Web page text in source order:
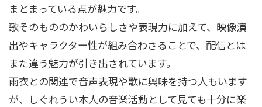
まとまっている点が魅力です。
歌そのもののかわいらしさや表現力に加えて、映像演
出やキャラクター性が組み合わさることで、配信とは
また違う魅力が引き出されています。
雨衣との関連で音声表現や歌に興味を持つ人もいます
が、しぐれうい本人の音楽活動として見ても十分に楽